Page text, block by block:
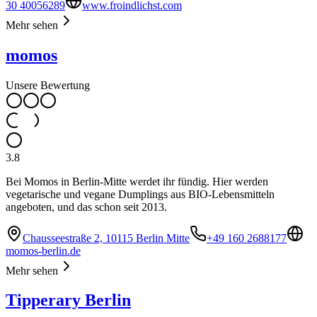
30 40056289
www.froindlichst.com
Mehr sehen
momos
Unsere Bewertung
3.8
Bei Momos in Berlin-Mitte werdet ihr fündig. Hier werden
vegetarische und vegane Dumplings aus BIO-Lebensmitteln
angeboten, und das schon seit 2013.
Chausseestraße 2, 10115 Berlin Mitte
+49 160 2688177
momos-berlin.de
Mehr sehen
Tipperary Berlin